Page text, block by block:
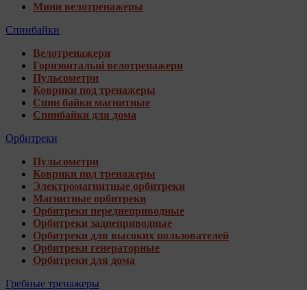
Мини велотренажеры
Спинбайки
Велотренажери
Горизонтальні велотренажери
Пульсометри
Коврики под тренажеры
Спин байки магнитные
Спинбайки для дома
Орбитреки
Пульсометри
Коврики под тренажеры
Электромагнитные орбитреки
Магнитные орбитреки
Орбитреки переднеприводные
Орбитреки заднеприводные
Орбитреки для высоких пользователей
Орбитреки генераторные
Орбитреки для дома
Гребные тренажеры